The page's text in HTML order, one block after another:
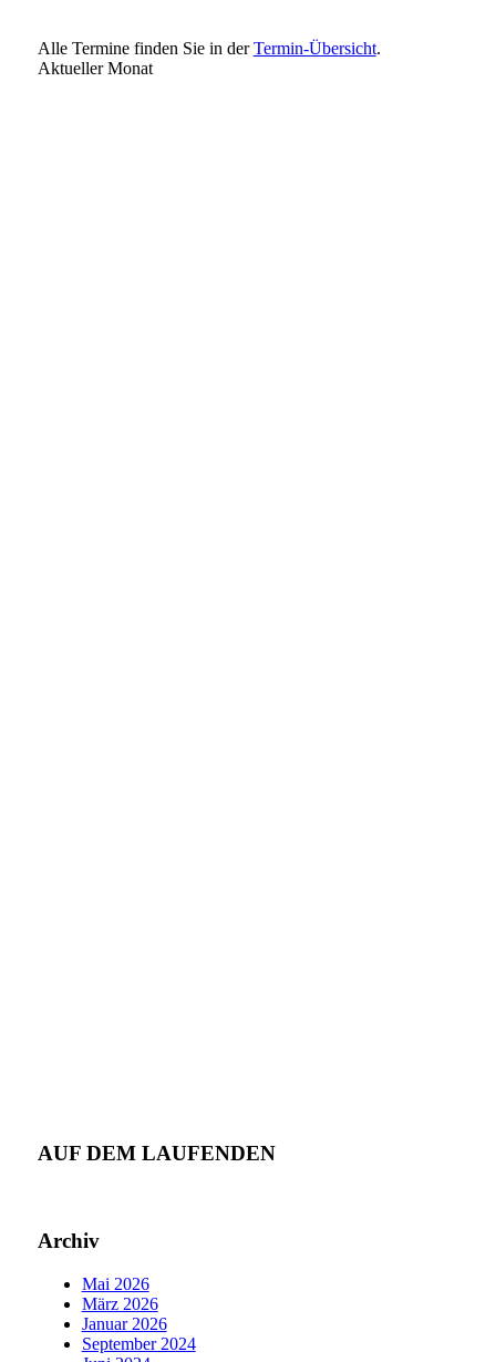
Alle Termine finden Sie in derTermin-Übersicht.
Aktueller Monat
AUF DEM LAUFENDEN
Archiv
Mai 2026
März 2026
Januar 2026
September 2024